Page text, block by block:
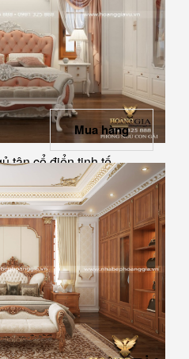
tân cổ điển tinh tế
Mua hàng